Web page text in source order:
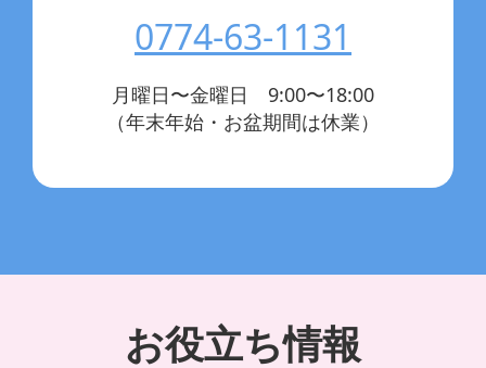
0774-63-1131
月曜日〜金曜日 9:00〜18:00
（年末年始・お盆期間は休業）
お役立ち情報